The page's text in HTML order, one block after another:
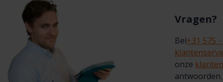
Vragen?
Bel+31 575
onze
antwoorden.